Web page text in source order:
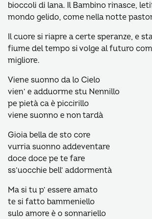
bioccoli di lana. Il Bambino rinasce,
mondo gelido, come nella notte
Il cuore si riapre a certe speranze, e
fiume del tempo si volge al futuro
migliore.
Viene suonno da lo Cielo
vien’ e adduorme stu Nennillo
pe pietà ca è piccirillo
viene suonno e non tardà
Gioia bella de sto core
vurria suonno addeventare
doce doce pe te fare
ss’uocchie bell’ addormentà
Ma si tu p’ essere amato
te si fatto bammeniello
sulo amore è o sonnariello